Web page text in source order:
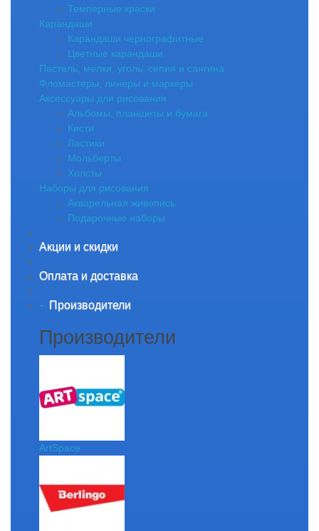
Темперные краски
Карандаши
Карандаши чернографитные
Цветные карандаши
Пастель, мелки, уголь, сепия и сангина
Фломастеры, линеры и маркеры
Аксессуары для рисования
Альбомы, планшеты и бумага
Кисти
Ластики
Мольберты
Холсты
Наборы для рисования
Акварельная живопись
Подарочные наборы
Акции и скидки
Оплата и доставка
+- Производители
Производители
ArtSpace